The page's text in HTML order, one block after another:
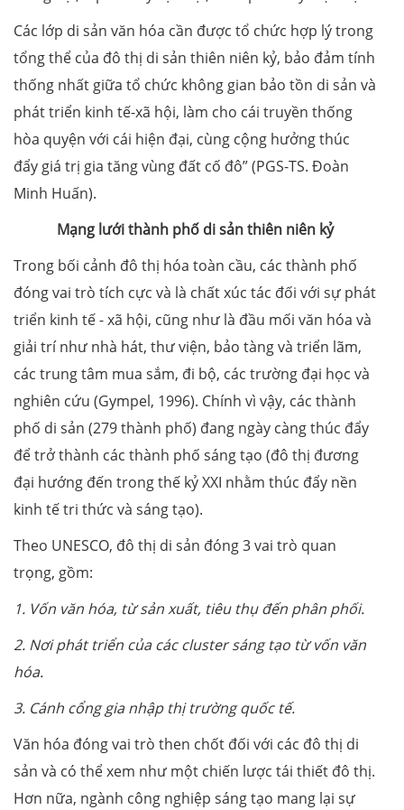
Các lớp di sản văn hóa cần được tổ chức hợp lý trong
tổng thể của đô thị di sản thiên niên kỷ, bảo đảm tính
thống nhất giữa tổ chức không gian bảo tồn di sản và
phát triển kinh tế-xã hội, làm cho cái truyền thống
hòa quyện với cái hiện đại, cùng cộng hưởng thúc
đẩy giá trị gia tăng vùng đất cố đô” (PGS-TS. Đoàn
Minh Huấn).
Mạng lưới thành phố di sản thiên niên kỷ
Trong bối cảnh đô thị hóa toàn cầu, các thành phố
đóng vai trò tích cực và là chất xúc tác đối với sự phát
triển kinh tế - xã hội, cũng như là đầu mối văn hóa và
giải trí như nhà hát, thư viện, bảo tàng và triển lãm,
các trung tâm mua sắm, đi bộ, các trường đại học và
nghiên cứu (Gympel, 1996). Chính vì vậy, các thành
phố di sản (279 thành phố) đang ngày càng thúc đẩy
để trở thành các thành phố sáng tạo (đô thị đương
đại hướng đến trong thế kỷ XXI nhằm thúc đẩy nền
kinh tế tri thức và sáng tạo).
Theo UNESCO, đô thị di sản đóng 3 vai trò quan
trọng, gồm:
1. Vốn văn hóa, từ sản xuất, tiêu thụ đến phân phối.
2. Nơi phát triển của các cluster sáng tạo từ vốn văn
hóa.
3. Cánh cổnggia nhậpthị trường quốc tế.
Văn hóa đóng vai trò then chốt đối với các đô thị di
sản và có thể xem như một chiến lược tái thiết đô thị.
Hơn nữa, ngành công nghiệp sáng tạo mang lại sự